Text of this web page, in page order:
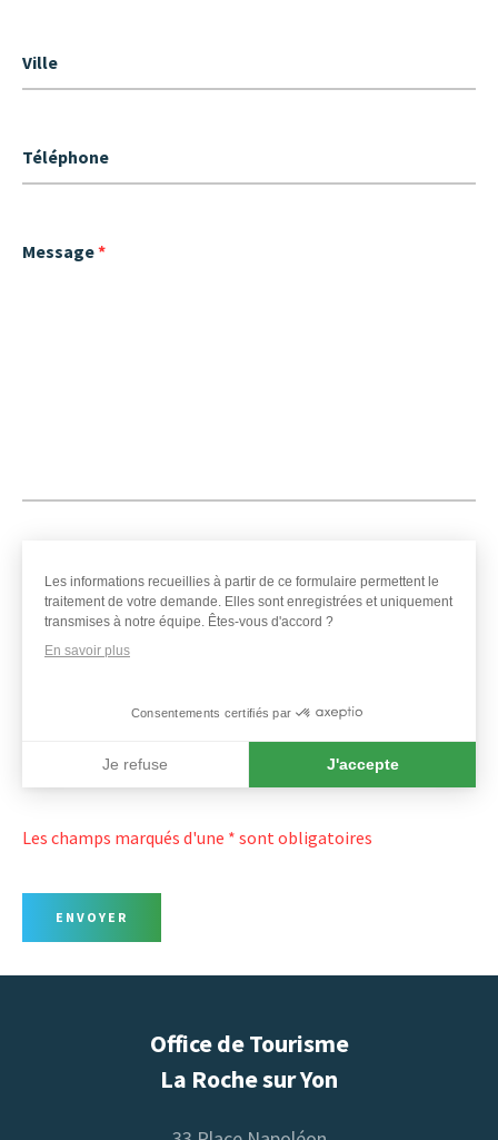
Ville
Téléphone
Message*
personnelles
Les informations recueillies à partir de ce formulaire permettent le
traitement de votre demande. Elles sont enregistrées et uniquement
transmises à notre équipe. Êtes-vous d'accord ?
En savoir plus
Consentements certifiés par
Je refuse J'accepte
Les champs marqués d'une * sont obligatoires
ENVOYER
Office de Tourisme
La Roche sur Yon